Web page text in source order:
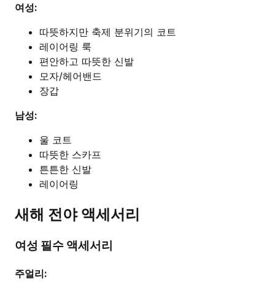
여성:
따뜻하지만 축제 분위기의 코트
레이어링 룩
편안하고 따뜻한 신발
모자/헤어밴드
장갑
남성:
울 코트
따뜻한 스카프
튼튼한 신발
레이어링
새해 전야 액세서리
여성 필수 액세서리
주얼리: